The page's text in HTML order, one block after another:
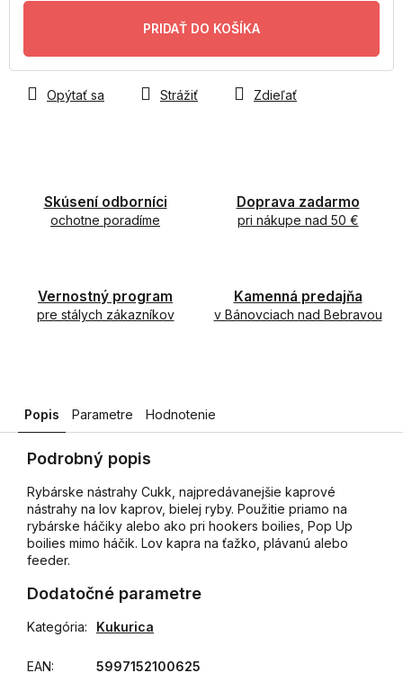
PRIDAŤ DO KOŠÍKA
Skúsení odborníci
ochotne poradíme
Doprava zadarmo
pri nákupe nad 50 €
Vernostný program
pre stálych zákazníkov
Kamenná predajňa
v Bánovciach nad Bebravou
Opýtať sa Strážiť Zdieľať
Popis Parametre Hodnotenie
Podrobný popis
Rybárske nástrahy Cukk, najpredávanejšie kaprové
nástrahy na lov kaprov, bielej ryby. Použitie priamo na
rybárske háčiky alebo ako pri hookers boilies, Pop Up
boilies mimo háčik. Lov kapra na ťažko, plávanú alebo
feeder.
Dodatočné parametre
Kategória: Kukurica
EAN: 5997152100625